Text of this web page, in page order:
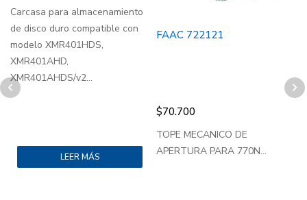
Carcasa para almacenamiento
de disco duro compatible con
modelo XMR401HDS,
XMR401AHD,
XMR401AHDS/v2...
LEER MÁS
FAAC 722121
$70.700
TOPE MECANICO DE
APERTURA PARA 770N...